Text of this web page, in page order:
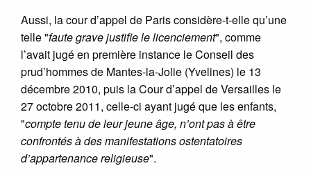
Aussi, la cour d’appel de Paris considère-t-elle qu’une
telle "faute grave justifie le licenciement", comme
l’avait jugé en première instance le Conseil des
prud’hommes de Mantes-la-Jolie (Yvelines) le 13
décembre 2010, puis la Cour d’appel de Versailles le
27 octobre 2011, celle-ci ayant jugé que les enfants,
"compte tenu de leur jeune âge, n’ont pas à être
confrontés à des manifestations ostentatoires
d’appartenance religieuse".